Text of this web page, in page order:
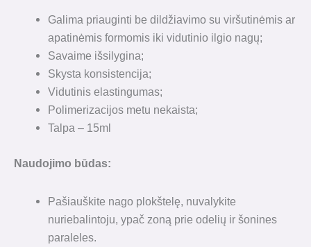
Galima priauginti be dildžiavimo su viršutinėmis ar
apatinėmis formomis iki vidutinio ilgio nagų;
Savaime išsilygina;
Skysta konsistencija;
Vidutinis elastingumas;
Polimerizacijos metu nekaista;
Talpa – 15ml
Naudojimo būdas:
Pašiauškite nago plokštelę, nuvalykite
nuriebalintoju, ypač zoną prie odelių ir šonines
paraleles.